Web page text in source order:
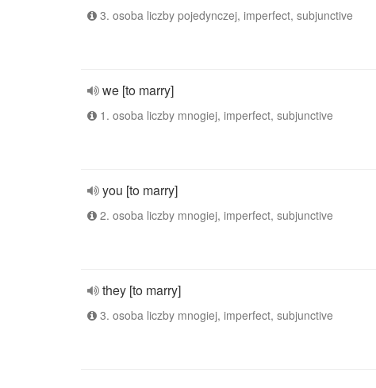
3. osoba liczby pojedynczej, imperfect, subjunctive
we [to marry]
1. osoba liczby mnogiej, imperfect, subjunctive
you [to marry]
2. osoba liczby mnogiej, imperfect, subjunctive
they [to marry]
3. osoba liczby mnogiej, imperfect, subjunctive